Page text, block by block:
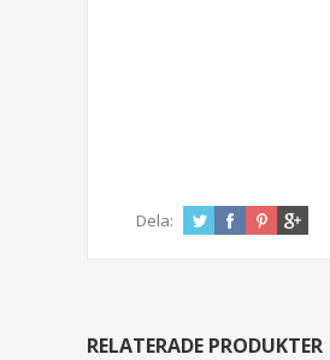
Dela:
RELATERADE PRODUKTER